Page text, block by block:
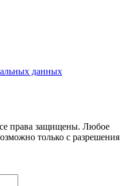
данных
права защищены. Любое
только с разрешения